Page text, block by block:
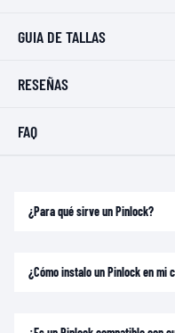
GUIA DE TALLAS
RESEÑAS
FAQ
¿Para qué sirve un Pinlock?
¿Cómo instalo un Pinlock en mi